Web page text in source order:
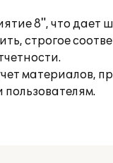
8", что дает
строгое
материалов,